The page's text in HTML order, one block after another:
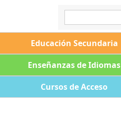
Educación Secundaria
Enseñanzas de Idiomas
Cursos de Acceso